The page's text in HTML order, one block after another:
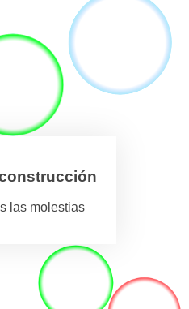
las molestias